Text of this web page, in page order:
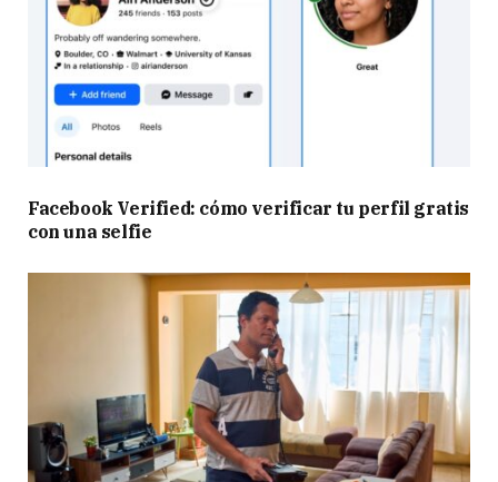
Facebook Verified: cómo verificar tu perfil gratis
con una selfie